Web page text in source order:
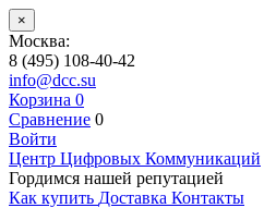
×
Москва:
8 (495) 108-40-42
info@dcc.su
Корзина 0
Сравнение 0
Войти
Центр Цифровых Коммуникаций
Гордимся нашей репутацией
Как купить Доставка Контакты